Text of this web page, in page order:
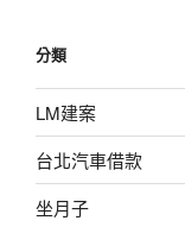
分類
LM建案
台北汽車借款
坐月子